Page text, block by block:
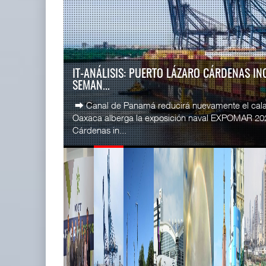
LA ATTRAPI LICITA RED DE
TREN...
La Agencia de Trenes y Transporte Público
licitación pública internacional para contratar el
Miguel Ángel Bres encabezará
seguridad en CON ...
07 AGO 2026
IT-ANÁLISIS: Puerto Lázaro
Cárdenas incorpora ...
06 AGO 2026
READ MORE
SSA
Esperanz
06 JUL
READ MORE
CICE
...
02 JUL
READ MORE
SSA
...
29 JUN
READ MORE